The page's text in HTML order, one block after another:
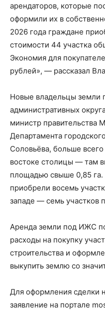
арендаторов, которые
оформили их в
2026 года граждане
стоимости 44 участка
Экономия для
рублей», — рассказал
Новые владельцы земли
административных
министр правительства
Департамента
Соловьёва, больше
востоке столицы — там
площадью свыше 0,85
приобрели восемь
западе — семь участков
Аренда земли под ИЖС
расходы на покупку
строительства и
выкупить землю со
Для оформления сделки
заявление на портале